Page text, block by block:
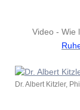
Video - Wie
Dr. Albert Kitzler,